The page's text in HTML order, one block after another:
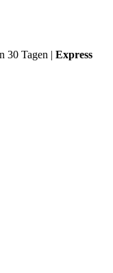
30 Tagen | Express